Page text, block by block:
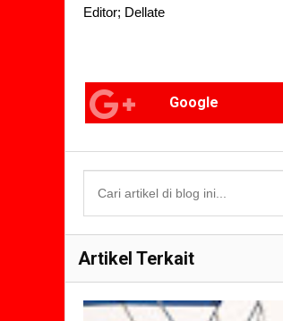
Editor; Dellate
Google
Artikel Terkait